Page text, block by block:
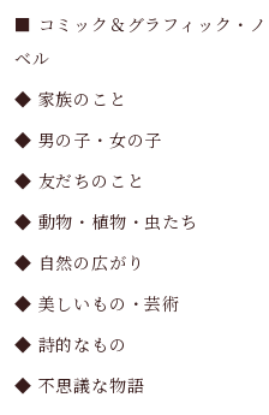
■ コミック＆グラフィック・ノ
ベル
◆ 家族のこと
◆ 男の子・女の子
◆ 友だちのこと
◆ 動物・植物・虫たち
◆ 自然の広がり
◆ 美しいもの・芸術
◆ 詩的なもの
◆ 不思議な物語